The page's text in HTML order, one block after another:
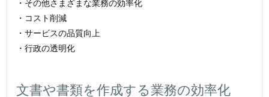
・その他さまざまな業務の効率化
・コスト削減
・サービスの品質向上
・行政の透明化
文書や書類を作成する業務の効率化